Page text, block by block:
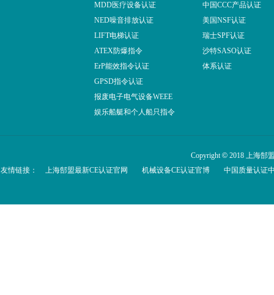
MDD医疗设备认证
NED噪音排放认证
LIFT电梯认证
ATEX防爆指令
ErP能效指令认证
GPSD指令认证
报废电子电气设备WEEE
娱乐船艇和个人船只指令
中国CCC产品认证
美国NSF认证
瑞士SPF认证
沙特SASO认证
体系认证
Copyright©2018 上海郜
友情链接：
上海郜盟最新CE认证官网 机械设备CE认证官博 中国质量认证